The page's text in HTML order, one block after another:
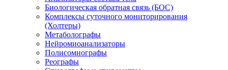
Биологическая обратная связь (БОС)
Комплексы суточного мониторирования
(Холтеры)
Метаболографы
Нейромиоанализаторы
Полисомнографы
Реографы